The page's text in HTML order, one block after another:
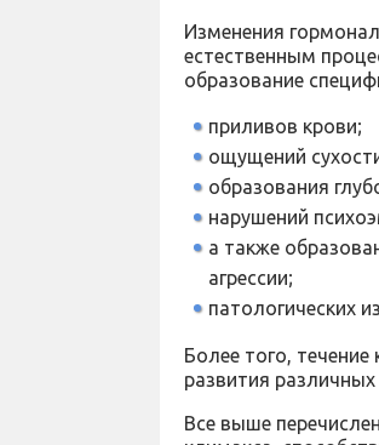
Изменения
естественным
образование
приливов крови;
ощущений
образования
нарушений
а также
агрессии;
патологических
Более того,
развития различных
Все выше